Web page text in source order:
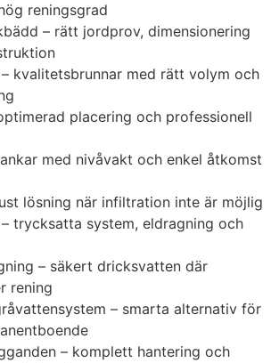
reningsgrad
– rätt jordprov, dimensionering
kvalitetsbrunnar med rätt volym och
placering och professionell
med nivåvakt och enkel åtkomst
lösning när infiltration inte är möjlig
trycksatta system, eldragning och
– säkert dricksvatten där
rening
– smarta alternativ för
– komplett hantering och